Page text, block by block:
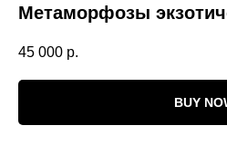
Метаморфозы
45 000 р.
BUY